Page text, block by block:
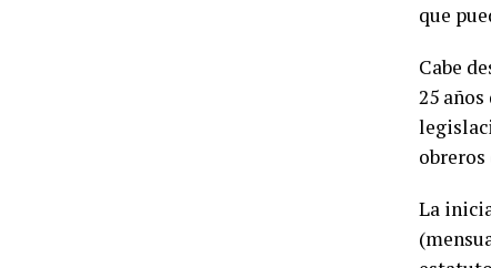
que
Cabe
25
obreros
La